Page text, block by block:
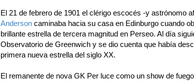
El 21 de febrero de 1901 el clérigo escocés -y astrónomo
Anderson caminaba hacia su casa en Edinburgo cuando
brillante estrella de tercera magnitud en Perseo. Al día
Observatorio de Greenwich y se dio cuenta que había
primera nueva estrella del siglo XX.
El remanente de nova GK Per luce como un show de